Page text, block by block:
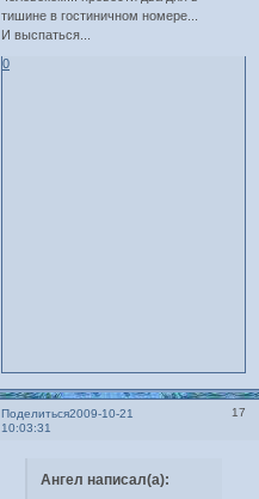
тишине в гостиничном номере...
И выспаться...
0
Поделиться 17
2009-10-21
10:03:31
Ангел написал(а):